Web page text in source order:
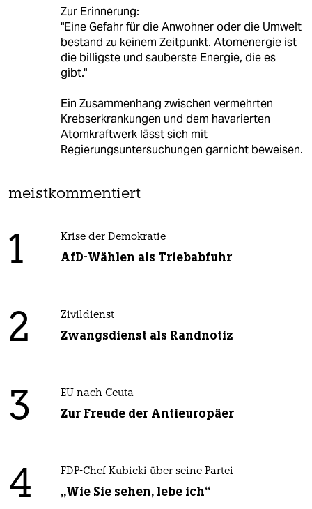
Zur Erinnerung:
"Eine Gefahr für die Anwohner oder die Umwelt
bestand zu keinem Zeitpunkt. Atomenergie ist
die billigste und sauberste Energie, die es
gibt."
Ein Zusammenhang zwischen vermehrten
Krebserkrankungen und dem havarierten
Atomkraftwerk lässt sich mit
Regierungsuntersuchungen garnicht beweisen.
meistkommentiert
1 Krise der Demokratie
AfD-Wählen als Triebabfuhr
2 Zivildienst
Zwangsdienst als Randnotiz
3 EU nach Ceuta
Zur Freude der Antieuropäer
4 FDP-Chef Kubicki über seine Partei
„Wie Sie sehen, lebe ich“